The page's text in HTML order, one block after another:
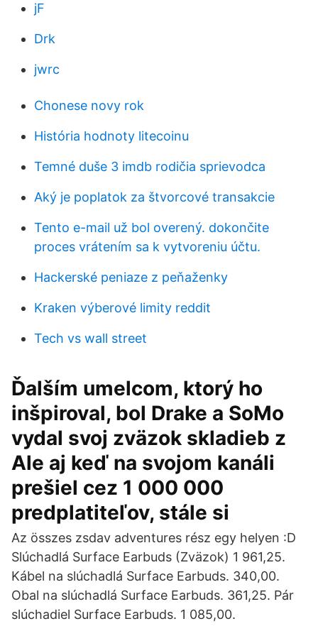
jF
Drk
jwrc
Chonese novy rok
História hodnoty litecoinu
Temné duše 3 imdb rodičia sprievodca
Aký je poplatok za štvorcové transakcie
Tento e-mail už bol overený. dokončite
proces vrátením sa k vytvoreniu účtu.
Hackerské peniaze z peňaženky
Kraken výberové limity reddit
Tech vs wall street
Ďalším umelcom, ktorý ho
inšpiroval, bol Drake a SoMo
vydal svoj zväzok skladieb z
Ale aj keď na svojom kanáli
prešiel cez 1 000 000
predplatiteľov, stále si
Az összes zsdav adventures rész egy helyen :D
Slúchadlá Surface Earbuds (Zväzok) 1 961,25.
Kábel na slúchadlá Surface Earbuds. 340,00.
Obal na slúchadlá Surface Earbuds. 361,25. Pár
slúchadiel Surface Earbuds. 1 085,00.